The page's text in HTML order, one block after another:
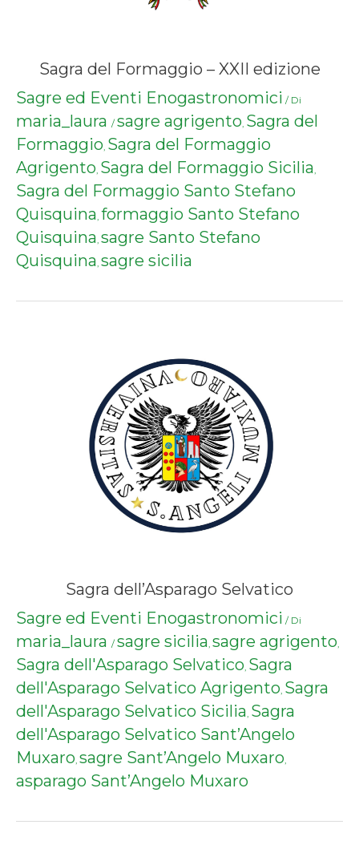
Sagra del Formaggio – XXII edizione
Sagre ed Eventi Enogastronomici / Di
maria_laura / sagre agrigento, Sagra del
Formaggio, Sagra del Formaggio
Agrigento, Sagra del Formaggio Sicilia,
Sagra del Formaggio Santo Stefano
Quisquina, formaggio Santo Stefano
Quisquina, sagre Santo Stefano
Quisquina, sagre sicilia
Sagra dell’Asparago Selvatico
Sagre ed Eventi Enogastronomici / Di
maria_laura /sagre sicilia, sagre agrigento,
Sagra dell'Asparago Selvatico, Sagra
dell'Asparago Selvatico Agrigento, Sagra
dell'Asparago Selvatico Sicilia, Sagra
dell'Asparago Selvatico Sant’Angelo
Muxaro, sagre Sant’Angelo Muxaro,
asparago Sant’Angelo Muxaro